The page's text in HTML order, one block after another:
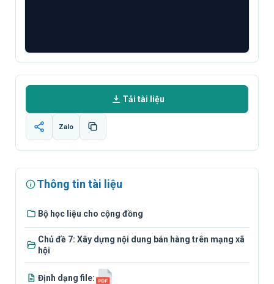
Tải tài liệu
Zalo
Thông tin tài liệu
Bộ học liệu cho cộng đồng
Chủ đề 7: Xây dựng nội dung bán hàng trên mạng xã
hội
Định dạng file: